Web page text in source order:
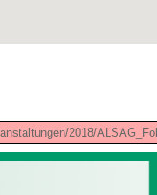
2018/